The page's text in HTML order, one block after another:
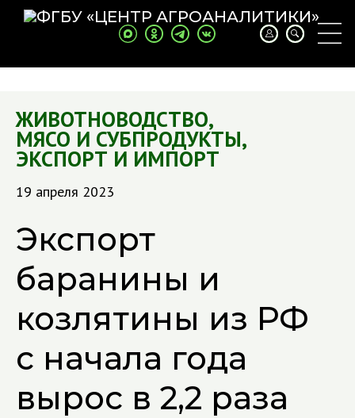
ЖИВОТНОВОДСТВО,
МЯСО И СУБПРОДУКТЫ,
ЭКСПОРТ И ИМПОРТ
19 апреля 2023
Экспорт
баранины и
козлятины из РФ
с начала года
вырос в 2,2 раза